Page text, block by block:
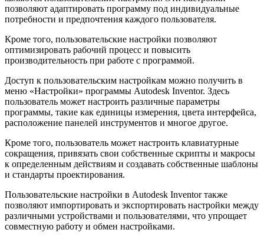
позволяют адаптировать программу под индивидуальные
потребности и предпочтения каждого пользователя.
Кроме того, пользовательские настройки позволяют
оптимизировать рабочий процесс и повысить
производительность при работе с программой.
Доступ к пользовательским настройкам можно получить в
меню «Настройки» программы Autodesk Inventor. Здесь
пользователь может настроить различные параметры
программы, такие как единицы измерения, цвета интерфейса,
расположение панелей инструментов и многое другое.
Кроме того, пользователь может настроить клавиатурные
сокращения, привязать свои собственные скрипты и макросы
к определенным действиям и создавать собственные шаблоны
и стандарты проектирования.
Пользовательские настройки в Autodesk Inventor также
позволяют импортировать и экспортировать настройки между
различными устройствами и пользователями, что упрощает
совместную работу и обмен настройками.